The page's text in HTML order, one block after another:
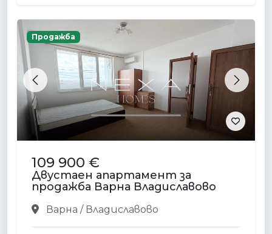
Previous Next
Продажба
109 900 €
Двустаен апартамент за
продажба Варна Владиславово
Варна / Владиславово